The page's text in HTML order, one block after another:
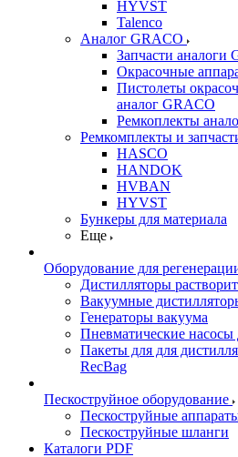
HYVST
Talenco
Аналог GRACO
Запчасти аналоги
Окрасочные
Пистолеты
аналог GRACO
Ремкоплекты
Ремкомплекты и
HASCO
HANDOK
HVBAN
HYVST
Бункеры для материала
Еще
Оборудование для
Дистилляторы
Вакуумные
Генераторы вакуума
Пневматические насосы
Пакеты для для
RecBag
Пескоструйное оборудование
Пескоструйные
Пескоструйные шланги
Каталоги PDF